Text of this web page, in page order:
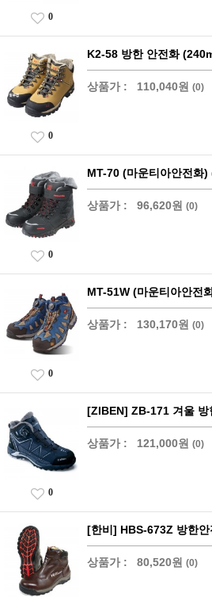
0
K2-58 방한 안전화
상품가 : 110,040원 (0)
0
MT-70 (마운티아안전화
상품가 : 96,620원 (0)
0
MT-51W (마운티아안전
상품가 : 130,170원 (0)
0
[ZIBEN] ZB-171 겨울
상품가 : 121,000원 (0)
0
[한비] HBS-673Z 방한
상품가 : 80,520원 (0)